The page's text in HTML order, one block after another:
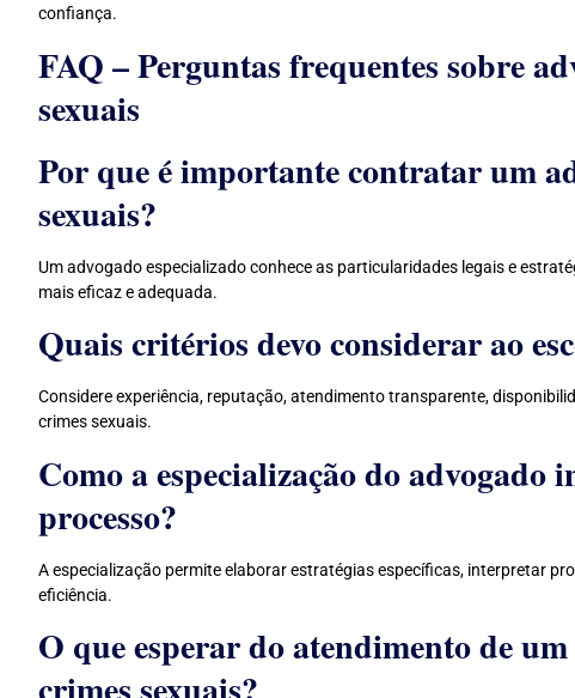
confiança.
FAQ – Perguntas frequentes sobre
sexuais
Por que é importante contratar um
sexuais?
Um advogado especializado conhece as particularidades legais e
mais eficaz e adequada.
Quais critérios devo considerar ao
Considere experiência, reputação, atendimento transparente,
crimes sexuais.
Como a especialização do
processo?
A especialização permite elaborar estratégias específicas, interpretar
eficiência.
O que esperar do atendimento de